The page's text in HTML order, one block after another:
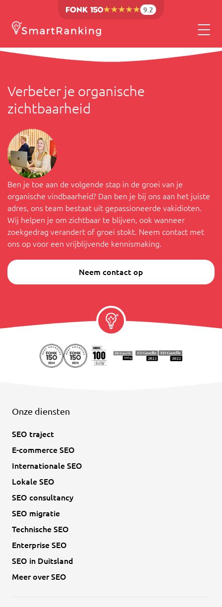
9.2
Verbeter je organische
zichtbaarheid
Ben je toe aan de volgende stap in de groei van je
organische vindbaarheid? Dan ben je bij ons aan het juiste
adres, ons team bestaat uit gepassioneerde vakidioten.
Wij helpen je om zichtbaar te blijven, ook wanneer
zoekgedrag verandert of groei stokt. Neem contact met
ons op voor een vrijblijvende kennismaking.
Neem contact op
Onze diensten
SEO traject
E-commerce SEO
Internationale SEO
Lokale SEO
SEO consultancy
SEO migratie
Technische SEO
Enterprise SEO
SEO in Duitsland
Meer over SEO